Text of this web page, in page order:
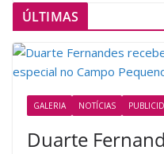
ÚLTIMAS
GALERIA NOTÍCIAS
Duarte